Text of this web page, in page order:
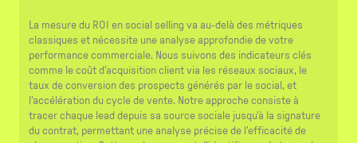
La mesure du ROI en social selling va au-delà des métriques
classiques et nécessite une analyse approfondie de votre
performance commerciale. Nous suivons des indicateurs clés
comme le coût d'acquisition client via les réseaux sociaux, le
taux de conversion des prospects générés par le social, et
l'accélération du cycle de vente. Notre approche consiste à
tracer chaque lead depuis sa source sociale jusqu'à la signature
du contrat, permettant une analyse précise de l'efficacité de